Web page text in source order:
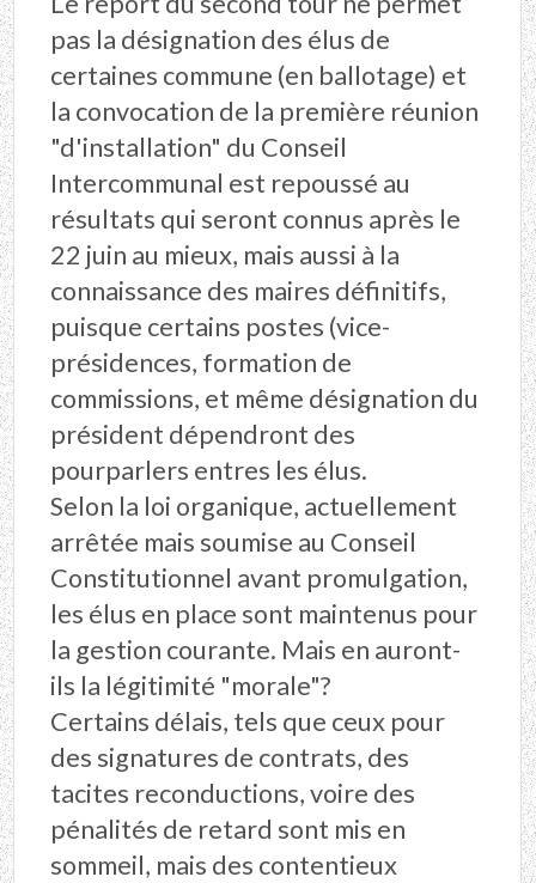
pas la désignation des élus de
certaines commune (en ballotage) et
la convocation de la première réunion
"d'installation" du Conseil
Intercommunal est repoussé au
résultats qui seront connus après le
22 juin au mieux, mais aussi à la
connaissance des maires définitifs,
puisque certains postes (vice-
présidences, formation de
commissions, et même désignation du
président dépendront des
pourparlers entres les élus.
Selon la loi organique, actuellement
arrêtée mais soumise au Conseil
Constitutionnel avant promulgation,
les élus en place sont maintenus pour
la gestion courante. Mais en auront-
ils la légitimité "morale"?
Certains délais, tels que ceux pour
des signatures de contrats, des
tacites reconductions, voire des
pénalités de retard sont mis en
sommeil, mais des contentieux